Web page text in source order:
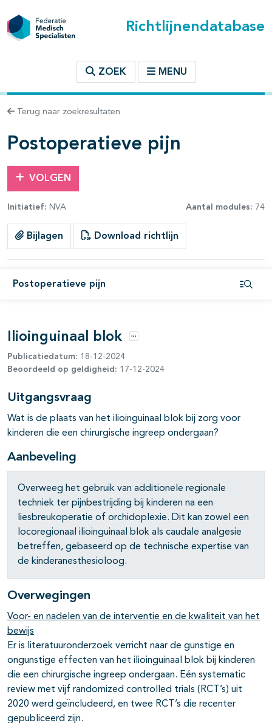
Richtlijnendatabase
ZOEK MENU
Terug naar zoekresultaten
Postoperatieve pijn
VOLGEN
Initiatief: NVA Aantal modules: 74
Bijlagen Download richtlijn
Postoperatieve pijn
binnen deze richtlijn
open- en dichtklappen
open- en dichtklappen
open- en dichtklappen
open- en dichtklappen
open- en dichtklappen
open- en dichtklappen
Ilioinguinaal blok Opties
Publicatiedatum: 18-12-2024
Beoordeeld op geldigheid: 17-12-2024
Uitgangsvraag
Wat is de plaats van het ilioinguinaal blok bij zorg voor
kinderen die een chirurgische ingreep ondergaan?
Aanbeveling
Overweeg het gebruik van additionele regionale
techniek ter pijnbestrijding bij kinderen na een
liesbreukoperatie of orchidoplexie. Dit kan zowel een
locoregionaal ilioinguinaal blok als caudale analgesie
betreffen, gebaseerd op de technische expertise van
de kinderanesthesioloog.
Overwegingen
Voor- en nadelen van de interventie en de kwaliteit van het
bewijs
Er is literatuuronderzoek verricht naar de gunstige en
ongunstige effecten van het ilioinguinaal blok bij kinderen
die een chirurgische ingreep ondergaan. Eén systematic
review met vijf randomized controlled trials (RCT’s) uit
2020 werd geïncludeerd, en twee RCT’s die recenter
gepubliceerd zijn.